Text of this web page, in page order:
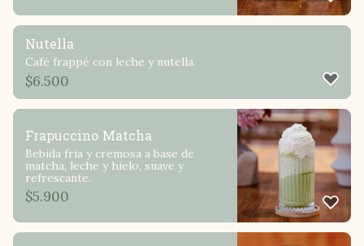
Nutella
Café frappé con leche y nutella.
$6.500
Frapuccino Matcha
Bebida fria y cremosa a base de
matcha, leche y hielo, suave y
refrescante.
$5.900